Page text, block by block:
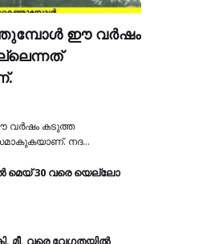
ഈ വര്‍ഷം
വര്‍ഷം കടുത്ത
നദ…
മെയ് 30 വരെ യെല്ലോ
മീ. വരെ വേഗതയിൽ